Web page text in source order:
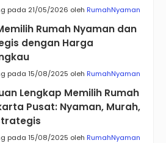
pada 21/05/2026 oleh RumahNyaman
Rumah Nyaman dan
dengan Harga
pada 15/08/2025 oleh RumahNyaman
Lengkap Memilih Rumah
Pusat: Nyaman, Murah,
pada 15/08/2025 oleh RumahNyaman